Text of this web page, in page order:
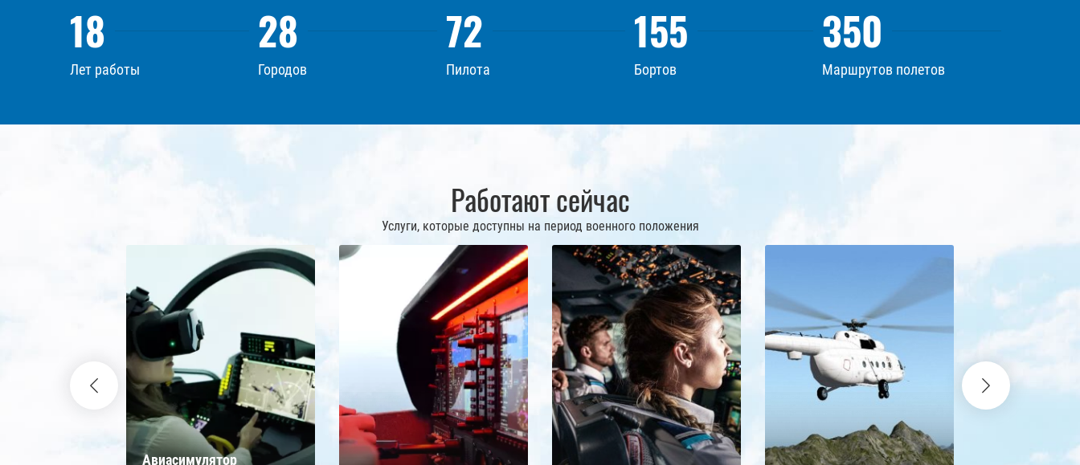
18
Лет работы
28
Городов
72
Пилота
155
Бортов
350
Маршрутов полетов
Работают сейчас
Услуги, которые доступны на период военного положения
Авиасимулятор